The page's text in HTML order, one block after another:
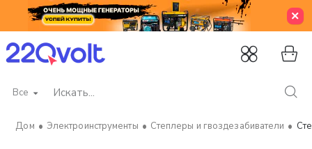
Все
Искать...
Электроинструменты Степлеры и гвоздезабиватели